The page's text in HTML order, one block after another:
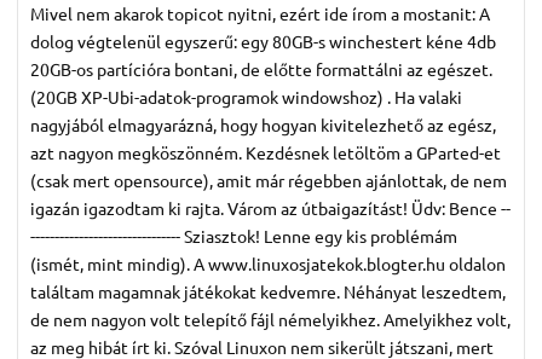
Mivel nem akarok topicot nyitni, ezért ide írom a mostanit: A
dolog végtelenül egyszerű: egy 80GB-s winchestert kéne 4db
20GB-os partícióra bontani, de előtte formattálni az egészet.
(20GB XP-Ubi-adatok-programok windowshoz) . Ha valaki
nagyjából elmagyarázná, hogy hogyan kivitelezhető az egész,
azt nagyon megköszönném. Kezdésnek letöltöm a GParted-et
(csak mert opensource), amit már régebben ajánlottak, de nem
igazán igazodtam ki rajta. Várom az útbaigazítást! Üdv: Bence --
------------------------------- Sziasztok! Lenne egy kis problémám
(ismét, mint mindig). A www.linuxosjatekok.blogter.hu oldalon
találtam magamnak játékokat kedvemre. Néhányat leszedtem,
de nem nagyon volt telepítő fájl némelyikhez. Amelyikhez volt,
az meg hibát írt ki. Szóval Linuxon nem sikerült játszani, mert